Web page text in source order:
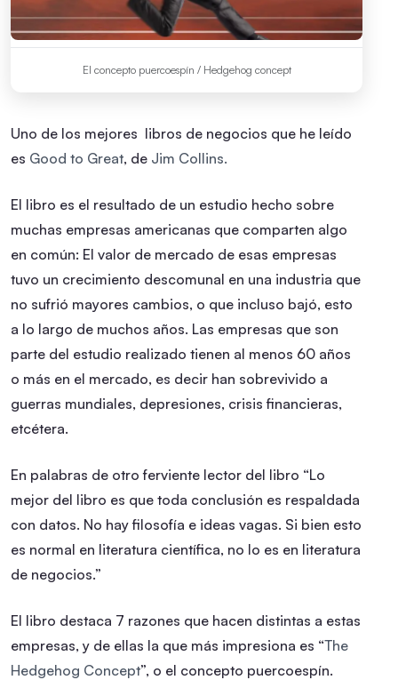
El concepto puercoespín / Hedgehog concept
Uno de los mejores libros de negocios que he leído
es Good to Great, de Jim Collins.
El libro es el resultado de un estudio hecho sobre
muchas empresas americanas que comparten algo
en común: El valor de mercado de esas empresas
tuvo un crecimiento descomunal en una industria que
no sufrió mayores cambios, o que incluso bajó, esto
a lo largo de muchos años. Las empresas que son
parte del estudio realizado tienen al menos 60 años
o más en el mercado, es decir han sobrevivido a
guerras mundiales, depresiones, crisis financieras,
etcétera.
En palabras de otro ferviente lector del libro “Lo
mejor del libro es que toda conclusión es respaldada
con datos. No hay filosofía e ideas vagas. Si bien esto
es normal en literatura científica, no lo es en literatura
de negocios.”
El libro destaca 7 razones que hacen distintas a estas
empresas, y de ellas la que más impresiona es “The
Hedgehog Concept”, o el concepto puercoespín.